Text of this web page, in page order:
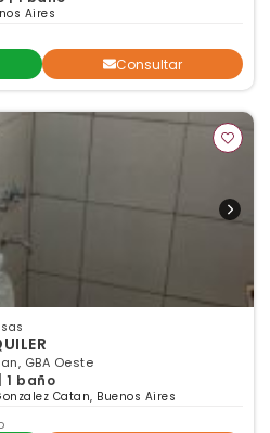
Aires
Consultar
GBA Oeste
1 baño
Catan, Buenos Aires